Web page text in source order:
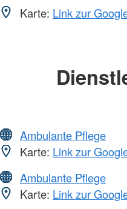
Karte: Link zur
Ambulante Pflege
Karte: Link zur
Ambulante Pflege
Karte: Link zur